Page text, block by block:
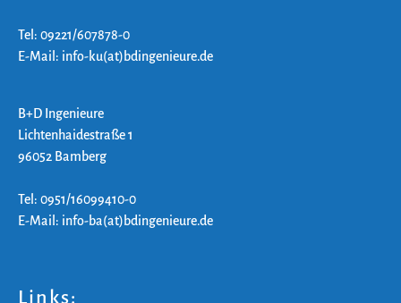
Tel: 09221/607878-0
E-Mail: info-ku(at)bdingenieure.de
B+D Ingenieure
Lichtenhaidestraße 1
96052 Bamberg
Tel: 0951/16099410-0
E-Mail: info-ba(at)bdingenieure.de
Links: